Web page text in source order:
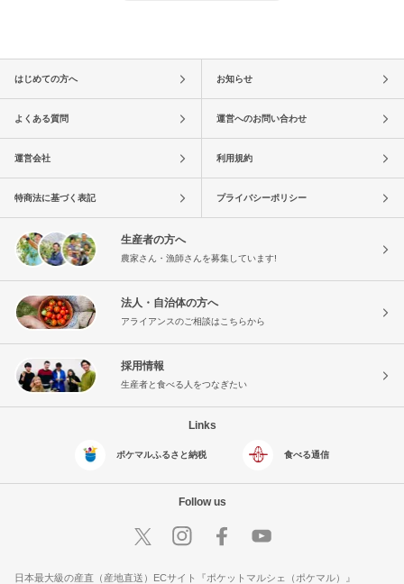
はじめての方へ お知らせ
よくある質問 運営へのお問い合わせ
運営会社 利用規約
特商法に基づく表記 プライバシーポリシー
生産者の方へ
農家さん・漁師さんを募集しています!
法人・自治体の方へ
アライアンスのご相談はこちらから
採用情報
生産者と食べる人をつなぎたい
Links
ポケマルふるさと納税 食べる通信
Follow us
日本最大級の産直（産地直送）ECサイト『ポケットマルシェ（ポケマル）』